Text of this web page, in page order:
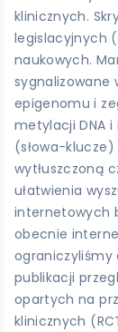
klinicznych.
legislacyjnych
naukowych.
sygnalizowane
epigenomu i
metylacji DNA
(słowa-
wytłuszczoną
ułatwienia
internetowych
obecnie
ograniczyliśmy
publikacji
opartych na
klinicznych